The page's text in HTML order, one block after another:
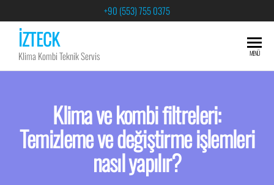
+90 (553) 755 0375
İZTECK
Klima Kombi Teknik Servis MENÜ
Klima ve kombi filtreleri:
Temizleme ve değiştirme işlemleri
nasıl yapılır?